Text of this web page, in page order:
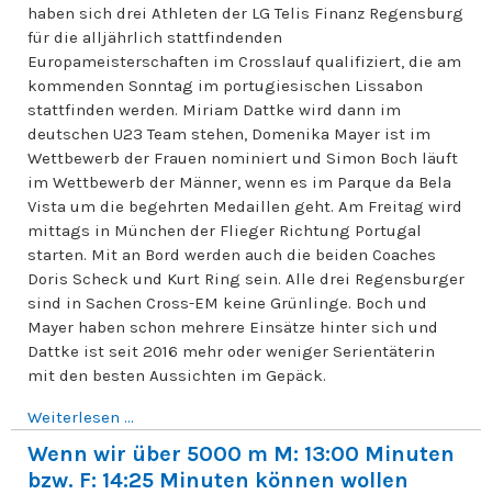
haben sich drei Athleten der LG Telis Finanz Regensburg
für die alljährlich stattfindenden
Europameisterschaften im Crosslauf qualifiziert, die am
kommenden Sonntag im portugiesischen Lissabon
stattfinden werden. Miriam Dattke wird dann im
deutschen U23 Team stehen, Domenika Mayer ist im
Wettbewerb der Frauen nominiert und Simon Boch läuft
im Wettbewerb der Männer, wenn es im Parque da Bela
Vista um die begehrten Medaillen geht. Am Freitag wird
mittags in München der Flieger Richtung Portugal
starten. Mit an Bord werden auch die beiden Coaches
Doris Scheck und Kurt Ring sein. Alle drei Regensburger
sind in Sachen Cross-EM keine Grünlinge. Boch und
Mayer haben schon mehrere Einsätze hinter sich und
Dattke ist seit 2016 mehr oder weniger Serientäterin
mit den besten Aussichten im Gepäck.
Weiterlesen ...
Wenn wir über 5000 m M: 13:00 Minuten
bzw. F: 14:25 Minuten können wollen